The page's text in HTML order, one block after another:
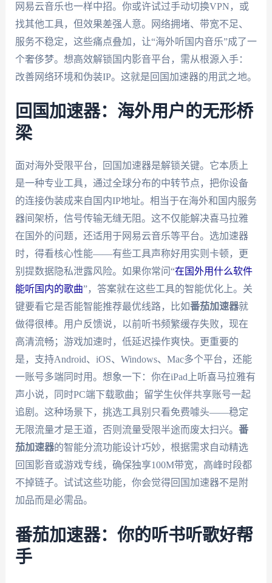
网易云音乐也一样中招。你或许试过手动切换VPN，或
找其他工具，但效果差强人意。网络拥堵、带宽不足、
服务不稳定，这些痛点叠加，让“海外听国内音乐”成了一
个奢侈梦。想高效解锁国内影音平台，需从根源入手：
改善网络环境和伪装IP。这就是回国加速器的用武之地。
回国加速器：海外用户的无形桥
梁
面对海外受限平台，回国加速器是解锁关键。它本质上
是一种专业工具，通过全球分布的中转节点，把你设备
的连接伪装成来自国内IP地址。相当于在海外和国内服务
器间架桥，信号传输无缝无阻。这不仅能解决喜马拉雅
在国外的问题，还适用于网易云音乐等平台。选加速器
时，得看核心性能——有些工具声称好用实则卡顿，更
别提数据隐私泄露风险。如果你常问“在国外用什么软件
能听国内的歌曲”，答案就在这些工具的智能优化上。关
键要看它是否能智能推荐最优线路，比如番茄加速器就
做得很棒。用户反馈说，以前听书频繁缓存失败，现在
高清流畅；游戏加速时，低延迟操作爽快。更重要的
是，支持Android、iOS、Windows、Mac多个平台，还能
一账号多端同时用。想象一下：你在iPad上听喜马拉雅有
声小说，同时PC端下载歌曲；留学生伙伴共享账号一起
追剧。这种场景下，挑选工具别只看免费噱头——稳定
无限流量才是王道，否则流量受限半途而废太扫兴。 番
茄加速器的智能分流功能设计巧妙，根据需求自动精选
回国影音或游戏专线，确保独享100M带宽，高峰时段都
不掉链子。试试这些功能，你会觉得回国加速器不是附
加品而是必需品。
番茄加速器：你的听书听歌好帮
手